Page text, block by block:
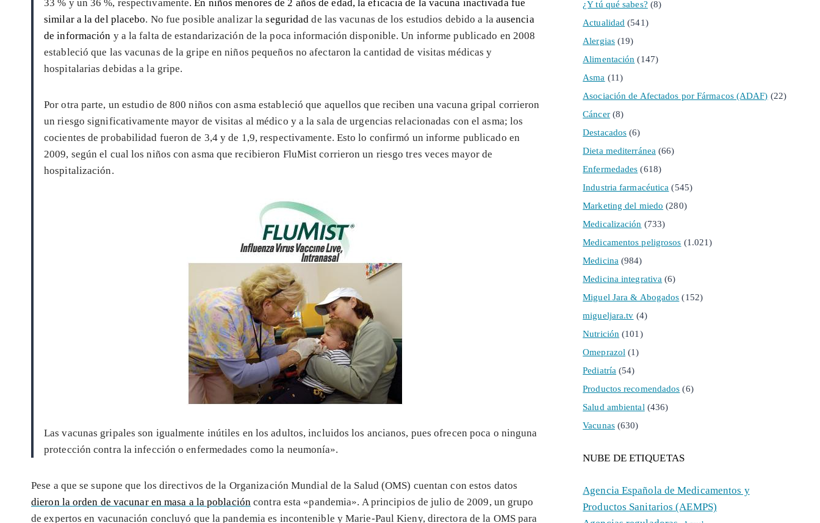
33 % y un 36 %, respectivamente.En niños menores de 2 años de edad, la eficacia de la vacuna inactivada fue
similar a la del placebo. No fue posible analizar laseguridadde las vacunas de los estudios debido a la ausencia
de información y a la falta de estandarización de la poca información disponible. Un informe publicado en 2008
estableció que las vacunas de la gripe en niños pequeños no afectaron la cantidad de visitas médicas y
hospitalarias debidas a la gripe.
Por otra parte, un estudio de 800 niños con asma estableció que aquellos que reciben una vacuna gripal corrieron
un riesgo significativamente mayor de visitas al médico y a la sala de urgencias relacionadas con el asma; los
cocientes de probabilidad fueron de 3,4 y de 1,9, respectivamente. Esto lo confirmó un informe publicado en
2009, según el cual los niños con asma que recibieron FluMist corrieron un riesgo tres veces mayor de
hospitalización.
Las vacunas gripales son igualmente inútiles en los adultos, incluidos los ancianos, pues ofrecen poca o ninguna
protección contra la infección o enfermedades como la neumonía».
Pese a que se supone que los directivos de la Organización Mundial de la Salud (OMS) cuentan con estos datos
dieron la orden de vacunar en masa a la población contra esta «pandemia». A principios de julio de 2009, un grupo
de expertos en vacunación concluyó que la pandemia es incontenible y Marie-Paul Kieny, directora de la OMS para
¿Y tú qué sabes? (8)
Actualidad (541)
Alergias(19)
Alimentación (147)
Asma (11)
Asociación de Afectados por Fármacos (ADAF) (22)
Cáncer(8)
Destacados (6)
Dieta mediterránea (66)
Enfermedades (618)
Industria farmacéutica (545)
Marketing del miedo (280)
Medicalización (733)
Medicamentos peligrosos (1.021)
Medicina (984)
Medicina integrativa (6)
Miguel Jara & Abogados (152)
migueljara.tv (4)
Nutrición (101)
Omeprazol (1)
Pediatría (54)
Productos recomendados (6)
Salud ambiental (436)
Vacunas(630)
NUBE DE ETIQUETAS
Agencia Española de Medicamentos y
Productos Sanitarios (AEMPS)